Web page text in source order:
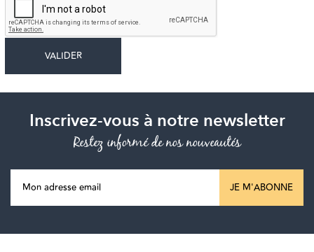
Inscrivez-vous à notre newsletter
Restez informé de nos nouveautés
JE M'ABONNE